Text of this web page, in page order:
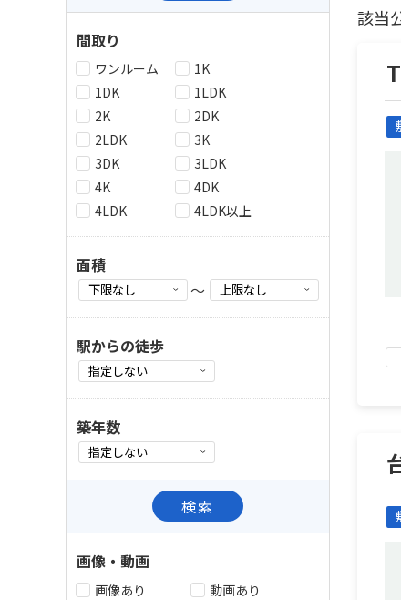
該当
間取り
ワンルーム
1K
1DK
1LDK
2K
2DK
2LDK
3K
3DK
3LDK
4K
4DK
4LDK
4LDK以上
面積
～
駅からの徒歩
築年数
検索
画像・動画
画像あり
動画あり